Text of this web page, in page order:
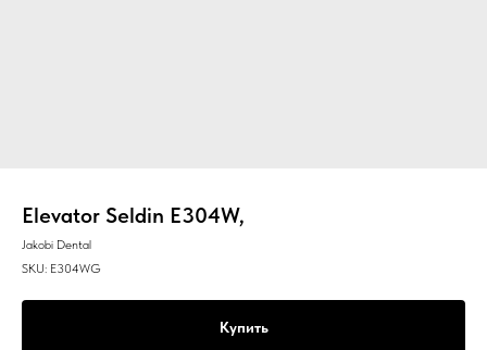
Elevator Seldin E304W,
Jakobi Dental
SKU: E304WG
Купить